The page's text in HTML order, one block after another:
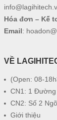
Hóa đơn – Kế
Email:
VỀ
(Open: 08-
CN1: 1
CN2: Số 2
Giới thiệu